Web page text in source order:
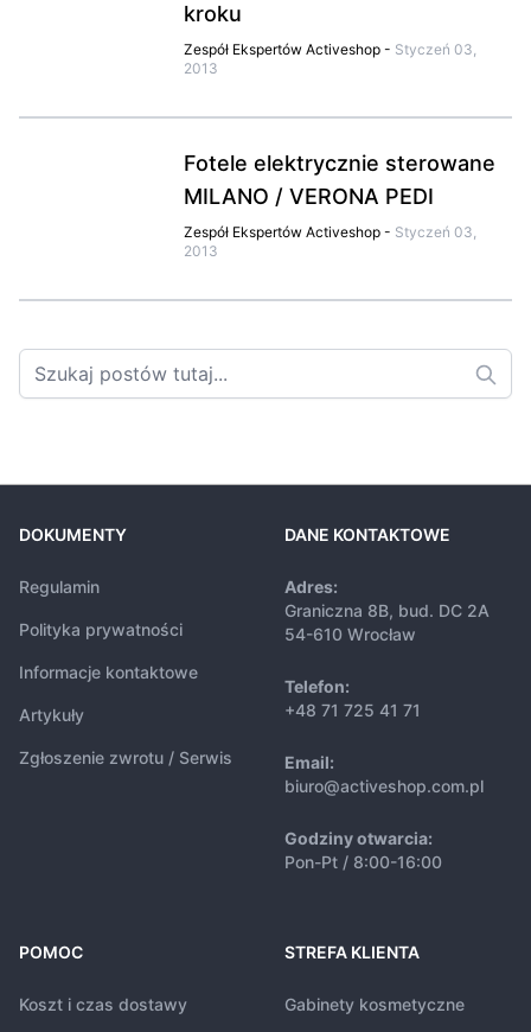
kroku
Zespół Ekspertów Activeshop - Styczeń 03,
2013
Fotele elektrycznie sterowane
MILANO / VERONA PEDI
Zespół Ekspertów Activeshop - Styczeń 03,
2013
DOKUMENTY
Regulamin
Polityka prywatności
Informacje kontaktowe
Artykuły
Zgłoszenie zwrotu / Serwis
DANE KONTAKTOWE
Adres:
Graniczna 8B, bud. DC 2A
54-610 Wrocław
Telefon:
+48 71 725 41 71
Email:
biuro@activeshop.com.pl
Godziny otwarcia:
Pon-Pt / 8:00-16:00
POMOC
Koszt i czas dostawy
STREFA KLIENTA
Gabinety kosmetyczne